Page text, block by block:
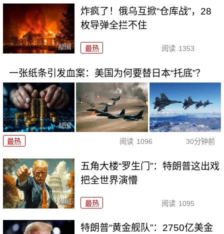
炸疯了！俄乌互掀“仓库战”，28
枚导弹全拦不住
最热 阅读 1353
一张纸条引发血案：美国为何要替日本“托底”？
最热 阅读 1096 30分钟前
五角大楼“罗生门”：特朗普这出戏
把全世界演懵
最热 阅读 1095
特朗普“黄金舰队”：2750亿美金